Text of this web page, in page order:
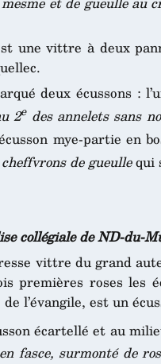
une vittre à deux
deux écussons :
2edes annelets sans
mye-partie en
de gueullequi
collégiale de ND-du-
vittre du grand
premières roses les
l’évangile, est un
écartellé et au
fasce, surmonté de